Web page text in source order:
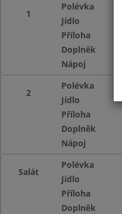
1
Polévka
Jídlo
Příloha
Doplněk
Nápoj
2
Polévka
Jídlo
Příloha
Doplněk
Nápoj
Salát
Polévka
Jídlo
Příloha
Doplněk